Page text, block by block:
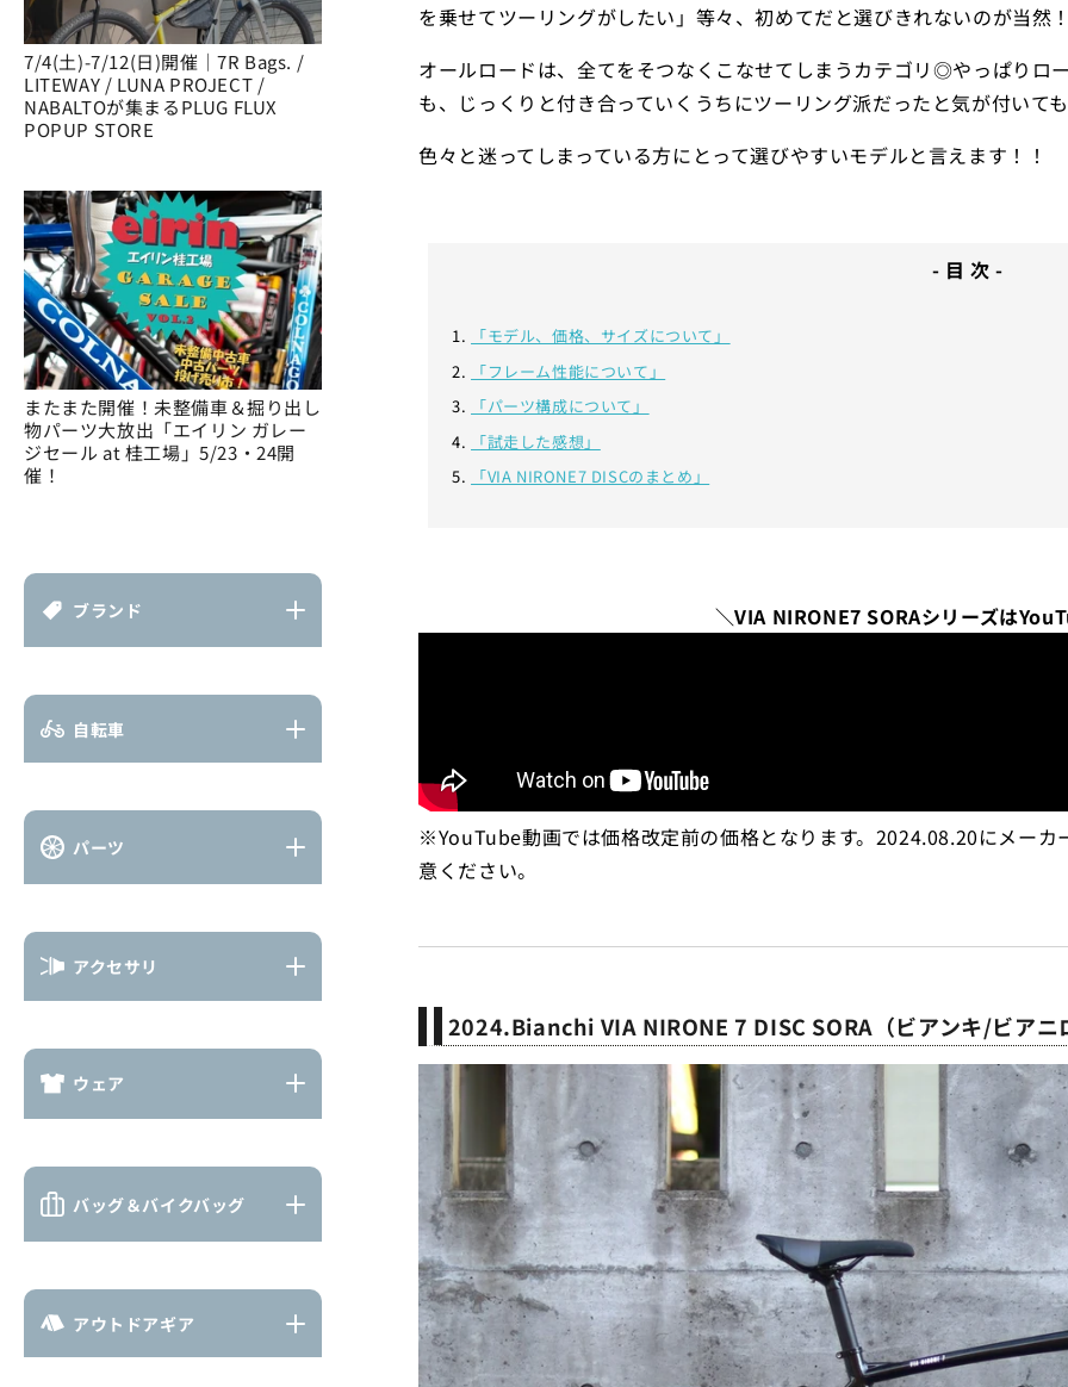
7/4(土)-7/12(日)開催｜7R Bags. /
LITEWAY / LUNA PROJECT /
NABALTOが集まるPLUG FLUX
POPUP STORE
またまた開催！未整備車＆掘り出し
物パーツ大放出「エイリン ガレー
ジセール at 桂工場」5/23・24開
催！
ブランド
自転車
パーツ
アクセサリ
ウェア
バッグ＆バイクバッグ
アウトドアギア
を乗せてツーリングがしたい」等々、初めてだと選びきれないのが当然！
オールロードは、全てをそつなくこなせてしまうカテゴリ◎やっぱりロ
も、じっくりと付き合っていくうちにツーリング派だったと気が付いて
色々と迷ってしまっている方にとって選びやすいモデルと言えます！！
- 目 次 -
「モデル、価格、サイズについて」
「フレーム性能について」
「パーツ構成について」
「試走した感想」
「VIA NIRONE7 DISCのまとめ」
＼VIA NIRONE7 SORAシリーズは
※YouTube動画では価格改定前の価格となります。2024.08.20にメー
意ください。
2024.Bianchi VIA NIRONE 7 DISC SORA（ビアンキ/ビアニ